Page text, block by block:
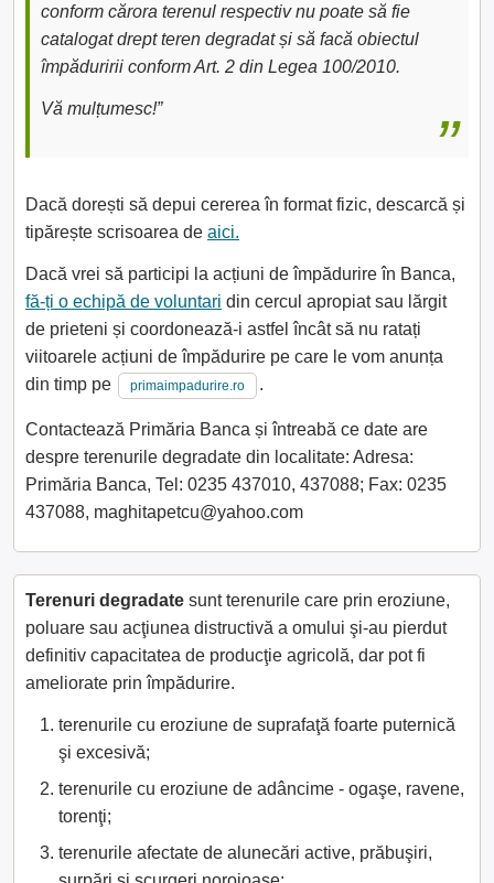
conform cărora terenul respectiv nu poate să fie
catalogat drept teren degradat și să facă obiectul
împăduririi conform Art. 2 din Legea 100/2010.
Vă mulțumesc!”
Dacă dorești să depui cererea în format fizic, descarcă și
tipărește scrisoarea de aici.
Dacă vrei să participi la acțiuni de împădurire în Banca,
fă-ți o echipă de voluntari din cercul apropiat sau lărgit
de prieteni și coordonează-i astfel încât să nu ratați
viitoarele acțiuni de împădurire pe care le vom anunța
din timp pe
primaimpadurire.ro .
Contactează Primăria Banca și întreabă ce date are
despre terenurile degradate din localitate: Adresa:
Primăria Banca, Tel: 0235 437010, 437088; Fax: 0235
437088, maghitapetcu@yahoo.com
Terenuri degradate sunt terenurile care prin eroziune,
poluare sau acţiunea distructivă a omului şi-au pierdut
definitiv capacitatea de producţie agricolă, dar pot fi
ameliorate prin împădurire.
terenurile cu eroziune de suprafaţă foarte puternică
şi excesivă;
terenurile cu eroziune de adâncime - ogaşe, ravene,
torenţi;
terenurile afectate de alunecări active, prăbuşiri,